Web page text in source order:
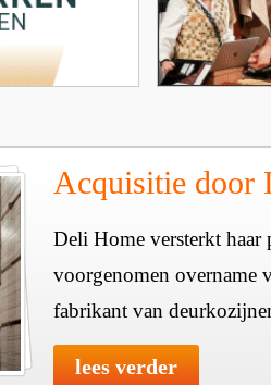
Acquisitie door
Deli Home versterkt haar
voorgenomen overname
fabrikant van
lees verder